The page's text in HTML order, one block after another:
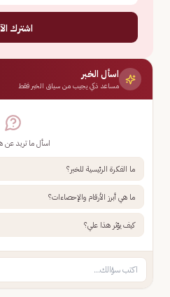
اشترك
اسأل الخبر
مساعد ذكي يجيب من سياق الخبر فقط
اسأل ما تريد عن
ما الفكرة الرئيسية للخبر؟
ما هي أبرز الأرقام والإحصاءات؟
كيف يؤثر هذا علي؟